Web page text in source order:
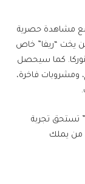
هو يوم 12 أغسطس، مع مشاهدة حصرية
يخت “ريفا” خاص
كما سيحصل
فاخرة،
تستحق تجربة
من يملك